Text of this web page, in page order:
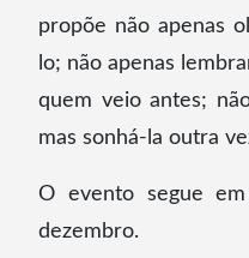
propõe não apenas
lo; não apenas
quem veio antes;
mas sonhá-la outra
O evento segue
dezembro.